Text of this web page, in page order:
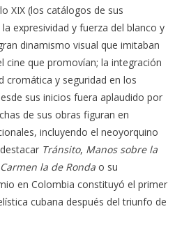
XIX (los catálogos de sus
expresividad y fuerza del blanco y
dinamismo visual que imitaban
que promovían; la integración
cromática y seguridad en los
sus inicios fuera aplaudido por
de sus obras figuran en
incluyendo el neoyorquino
Tránsito, Manos sobre la
Carmen la de Rondao su
en Colombia constituyó el primer
cubana después del triunfo de